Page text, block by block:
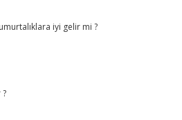
iyi gelir mi ?